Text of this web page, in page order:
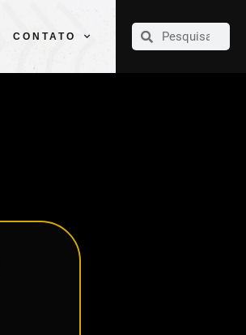
CONTATO